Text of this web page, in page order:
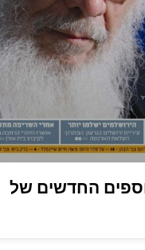
החדשים של